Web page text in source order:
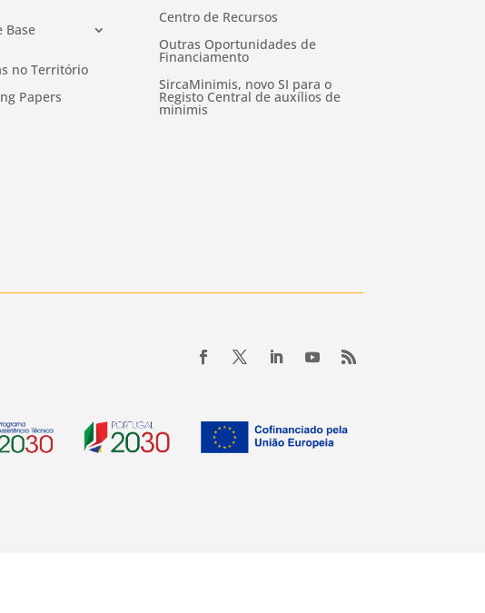
Base
no Território
Papers
Centro de Recursos
Outras Oportunidades de
Financiamento
SircaMinimis, novo SI para o
Registo Central de auxílios de
minimis